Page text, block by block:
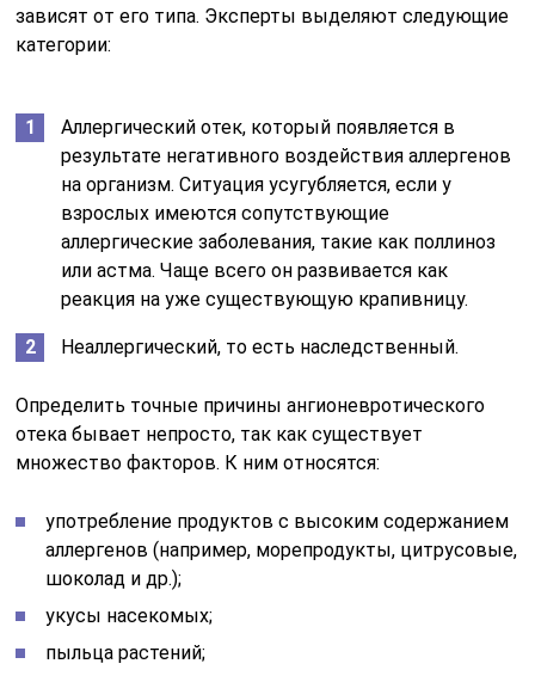
зависят от его типа. Эксперты выделяют следующие
категории:
Аллергический отек, который появляется в
результате негативного воздействия аллергенов
на организм. Ситуация усугубляется, если у
взрослых имеются сопутствующие
аллергические заболевания, такие как поллиноз
или астма. Чаще всего он развивается как
реакция на уже существующую крапивницу.
Неаллергический, то есть наследственный.
Определить точные причины ангионевротического
отека бывает непросто, так как существует
множество факторов. К ним относятся:
употребление продуктов с высоким содержанием
аллергенов (например, морепродукты, цитрусовые,
шоколад и др.);
укусы насекомых;
пыльца растений;